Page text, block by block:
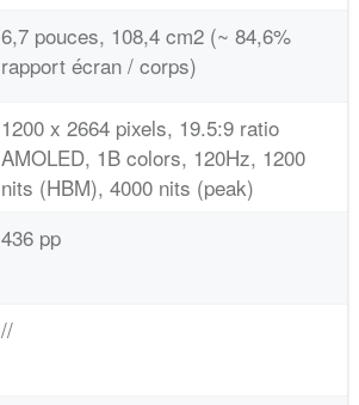
6,7 pouces, 108,4 cm2 (~ 84,6%
rapport écran / corps)
1200 x 2664 pixels, 19.5:9 ratio
AMOLED, 1B colors, 120Hz, 1200
nits (HBM), 4000 nits (peak)
436 pp
//